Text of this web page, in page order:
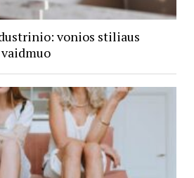
vonios stiliaus